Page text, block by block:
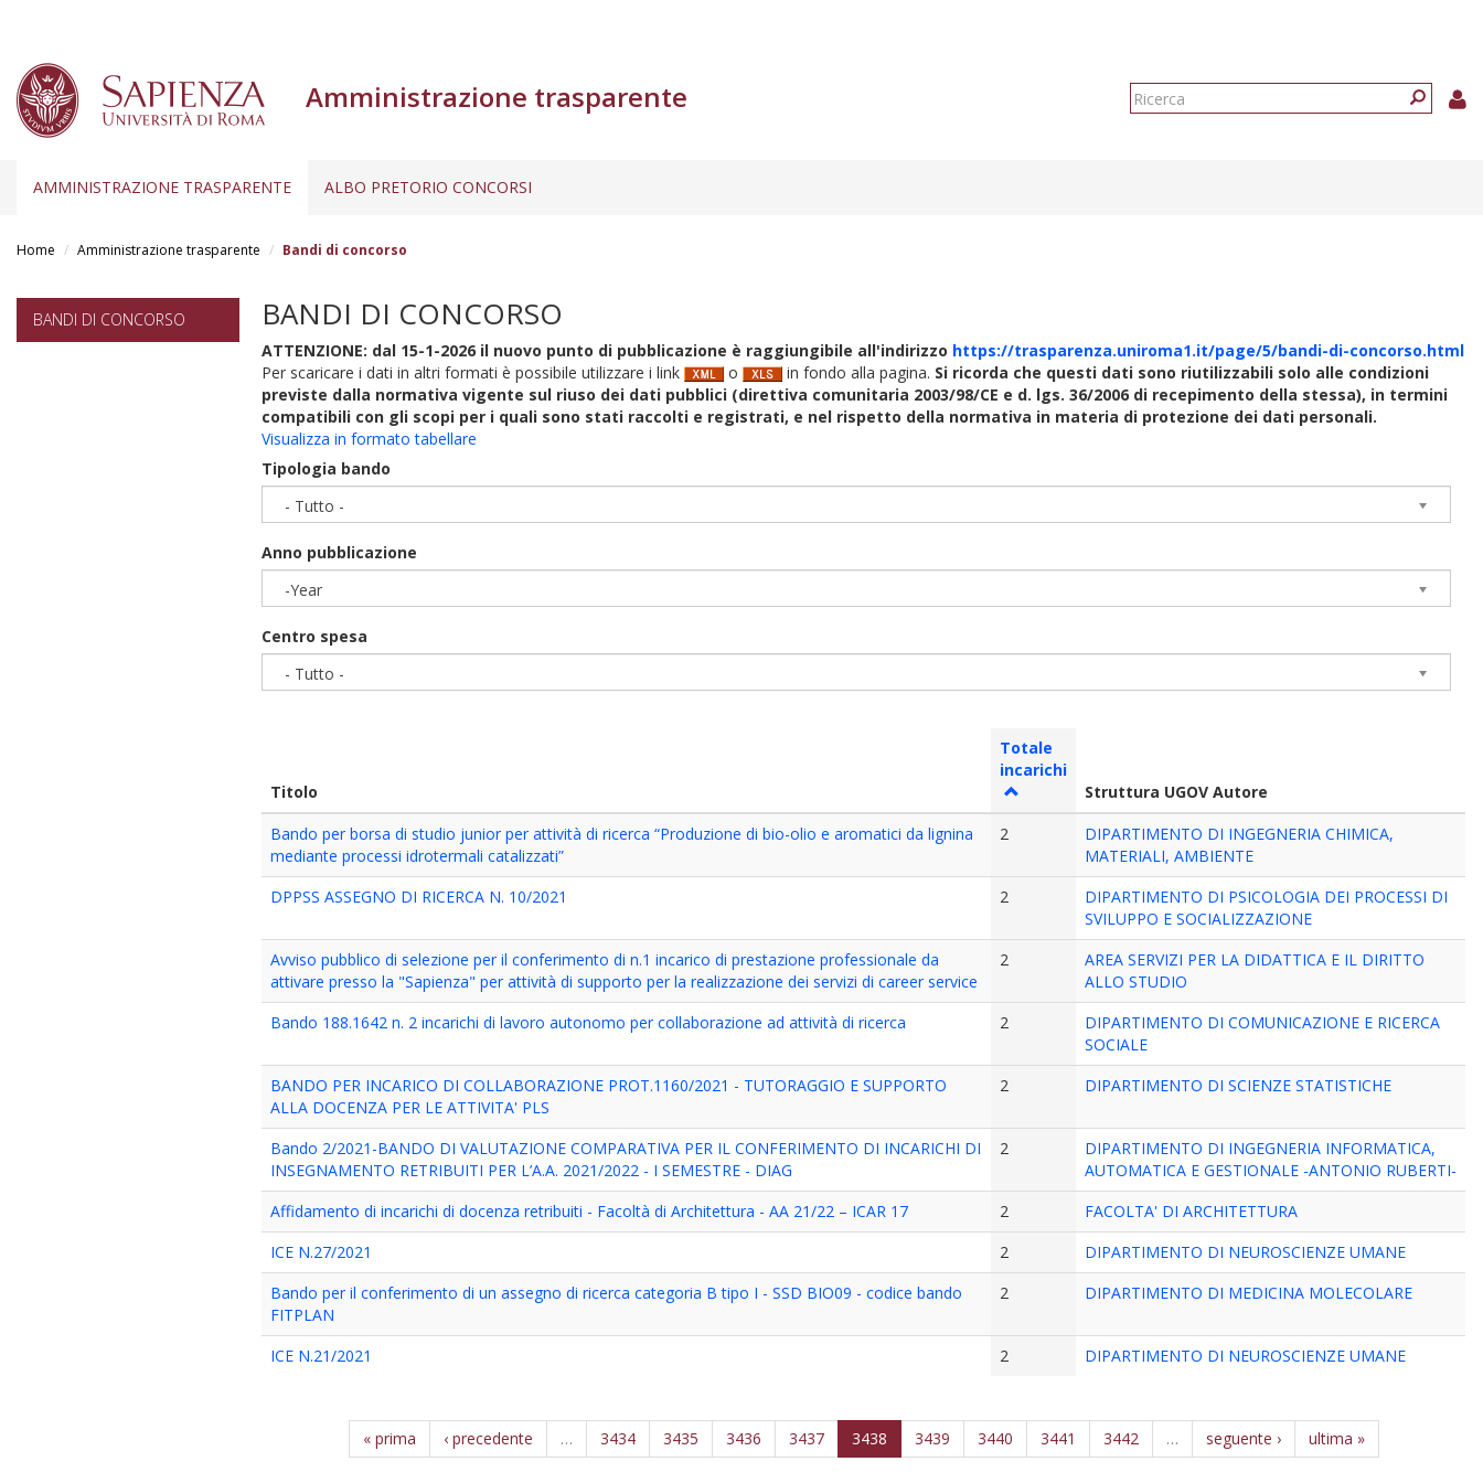
Amministrazione trasparente
Form
AMMINISTRAZIONE TRASPARENTE ALBO PRETORIO CONCORSI
Home Amministrazione trasparente Bandi di concorso
BANDI DI CONCORSO BANDI DI CONCORSO
ATTENZIONE: dal 15-1-2026 il nuovo punto di pubblicazione è raggiungibile all'indirizzo https://trasparenza.uniroma1.it/page/5/bandi-di-concorso.html
Per scaricare i dati in altri formati è possibile utilizzare i link
o in fondo alla pagina. Si ricorda che questi dati sono riutilizzabili solo alle condizioni
previste dalla normativa vigente sul riuso dei dati pubblici (direttiva comunitaria 2003/98/CE e d. lgs. 36/2006 di recepimento della stessa), in termini
compatibili con gli scopi per i quali sono stati raccolti e registrati, e nel rispetto della normativa in materia di protezione dei dati personali.
Visualizza in formato tabellare
Tipologia bando
- Tutto -
Anno pubblicazione
-Year
Centro spesa
- Tutto -
Titolo
Totale
incarichi
Struttura UGOV Autore
Bando per borsa di studio junior per attività di ricerca “Produzione di bio-olio e aromatici da lignina
mediante processi idrotermali catalizzati”
2
DIPARTIMENTO DI INGEGNERIA CHIMICA,
MATERIALI, AMBIENTE
DPPSS ASSEGNO DI RICERCA N. 10/2021
2
DIPARTIMENTO DI PSICOLOGIA DEI PROCESSI DI
SVILUPPO E SOCIALIZZAZIONE
Avviso pubblico di selezione per il conferimento di n.1 incarico di prestazione professionale da
attivare presso la "Sapienza" per attività di supporto per la realizzazione dei servizi di career service
2
AREA SERVIZI PER LA DIDATTICA E IL DIRITTO
ALLO STUDIO
Bando 188.1642 n. 2 incarichi di lavoro autonomo per collaborazione ad attività di ricerca
2
DIPARTIMENTO DI COMUNICAZIONE E RICERCA
SOCIALE
BANDO PER INCARICO DI COLLABORAZIONE PROT.1160/2021 - TUTORAGGIO E SUPPORTO
ALLA DOCENZA PER LE ATTIVITA' PLS
2 DIPARTIMENTO DI SCIENZE STATISTICHE
Bando 2/2021-BANDO DI VALUTAZIONE COMPARATIVA PER IL CONFERIMENTO DI INCARICHI DI
INSEGNAMENTO RETRIBUITI PER L’A.A. 2021/2022 - I SEMESTRE - DIAG
2
DIPARTIMENTO DI INGEGNERIA INFORMATICA,
AUTOMATICA E GESTIONALE -ANTONIO RUBERTI-
Affidamento di incarichi di docenza retribuiti - Facoltà di Architettura - AA 21/22 – ICAR 17
2
FACOLTA' DI ARCHITETTURA
ICE N.27/2021
2
DIPARTIMENTO DI NEUROSCIENZE UMANE
Bando per il conferimento di un assegno di ricerca categoria B tipo I - SSD BIO09 - codice bando
FITPLAN
2 DIPARTIMENTO DI MEDICINA MOLECOLARE
ICE N.21/2021 2 DIPARTIMENTO DI NEUROSCIENZE UMANE
« prima ‹ precedente … 3434 3435 3436 3437 3438 3439 3440 3441 3442 … seguente › ultima »